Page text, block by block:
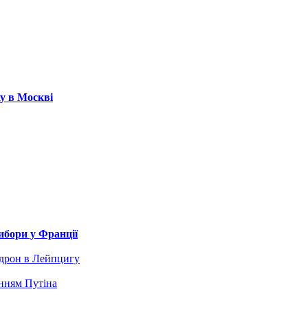
в Москві
у Франції
в Лейпцигу
Путіна